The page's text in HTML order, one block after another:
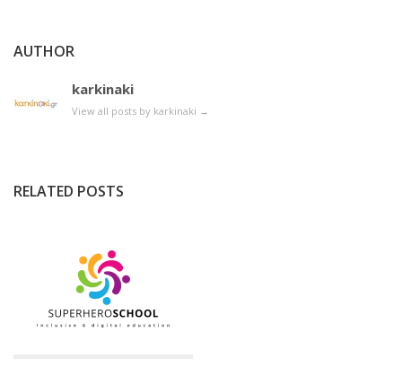
AUTHOR
karkinaki
View all posts by karkinaki →
RELATED POSTS